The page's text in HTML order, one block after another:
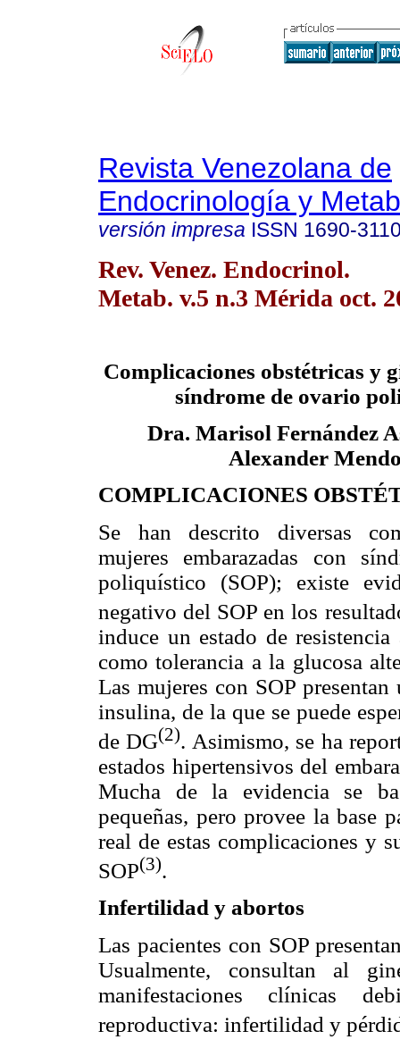
Revista Venezolana de
Endocrinología y
versión impresa ISSN 1690-
Rev. Venez. Endocrinol.
Metab. v.5 n.3 Mérida oct.
Complicaciones obstétricas y
síndrome de ovario
Dra. Marisol Fernández
Alexander
COMPLICACIONES
Se han descrito diversas
mujeres embarazadas con
poliquístico (SOP); existe
negativo del SOP en los
induce un estado de
como tolerancia a la glucosa
Las mujeres con SOP
insulina, de la que se puede
de DG(2). Asimismo, se ha
estados hipertensivos del
Mucha de la evidencia se
pequeñas, pero provee la base
real de estas complicaciones y
SOP(3).
Infertilidad y abortos
Las pacientes con SOP
Usualmente, consultan al
manifestaciones clínicas
reproductiva: infertilidad y